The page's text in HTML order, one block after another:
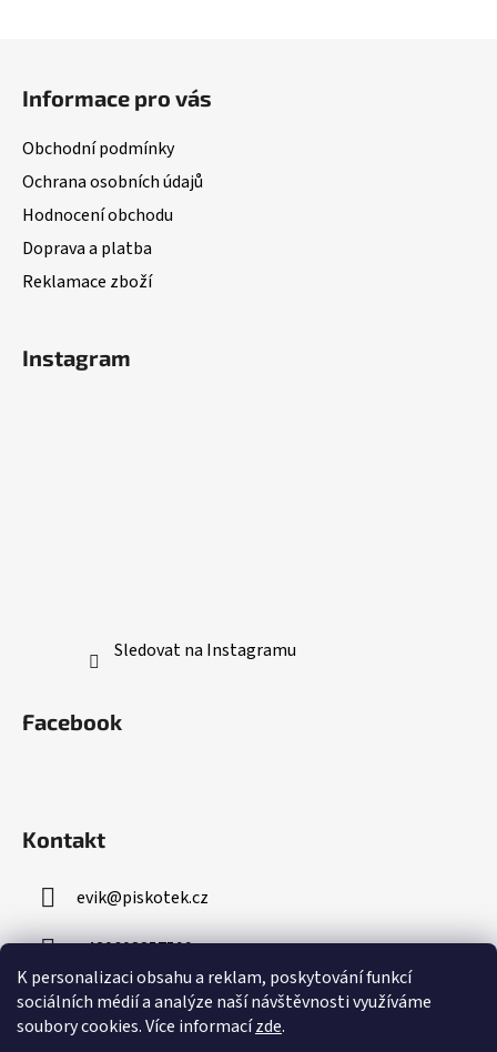
K personalizaci obsahu a reklam, poskytování funkcí
sociálních médií a analýze naší návštěvnosti využíváme
soubory cookies. Více informacízde.
Informace pro vás
Obchodní podmínky
Ochrana osobních údajů
Hodnocení obchodu
Doprava a platba
Reklamace zboží
Instagram
Sledovat na Instagramu
Facebook
Kontakt
evik@piskotek.cz
+420608857599